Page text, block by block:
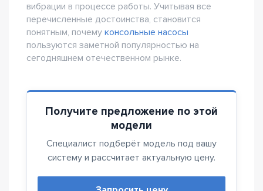
вибрации в процессе работы. Учитывая все
перечисленные достоинства, становится
понятным, почему консольные насосы
пользуются заметной популярностью на
сегодняшнем отечественном рынке.
Получите предложение по этой
модели
Специалист подберёт модель под вашу
систему и рассчитает актуальную цену.